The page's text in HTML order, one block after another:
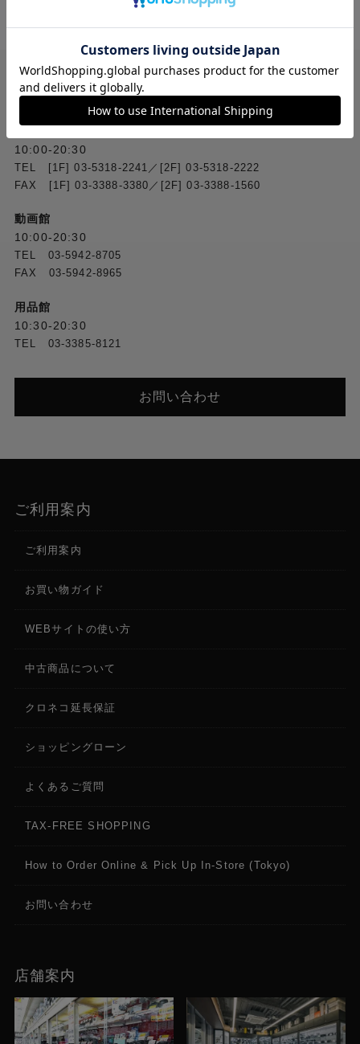
ご注文合計２万円 以上 から
お問い合わせ
10:00-20:30
TEL [1F] 03-5318-2241／[2F] 03-5318-2222
FAX [1F] 03-3388-3380／[2F] 03-3388-1560
動画館
10:00-20:30
TEL 03-5942-8705
FAX 03-5942-8965
用品館
10:30-20:30
TEL 03-3385-8121
お問い合わせ
ご利用案内
ご利用案内
お買い物ガイド
WEBサイトの使い方
中古商品について
クロネコ延長保証
ショッピングローン
よくあるご質問
TAX-FREE SHOPPING
How to Order Online & Pick Up In-Store (Tokyo)
お問い合わせ
店舗案内